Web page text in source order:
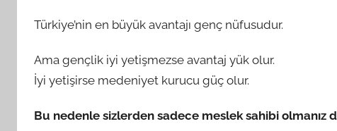
Türkiye’nin en büyük avantajı genç nüfusudur.
Ama gençlik iyi yetişmezse avantaj yük olur.
İyi yetişirse medeniyet kurucu güç olur.
Bu nedenle sizlerden sadece meslek sahibi olmanız